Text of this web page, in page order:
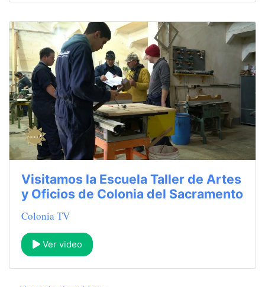
Visitamos la Escuela Taller de Artes
y Oficios de Colonia del Sacramento
Colonia TV
Ver video